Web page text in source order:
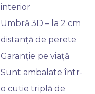
interior
Umbră 3D – la 2 cm
distanță de perete
Garanție pe viață
Sunt ambalate într-
o cutie triplă de